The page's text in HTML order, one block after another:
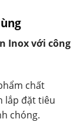
Inox với công
chất
lắp đặt tiêu
chóng.